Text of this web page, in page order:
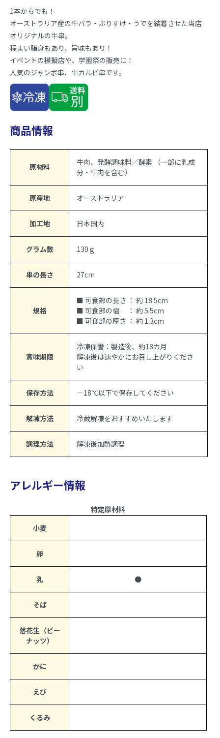
1本からでも！
オーストラリア産の牛バラ・ぶりすけ・うでを結着させた当店
オリジナルの牛串。
程よい脂身もあり、旨味もあり！
イベントの模擬店や、学園祭の販売に！
人気のジャンボ串、牛カルビ串です。
商品情報
原材料
牛肉、発酵調味料／酵素 （一部に乳成
分・牛肉を含む）
原産地 オーストラリア
加工地 日本国内
グラム数 130ｇ
串の長さ 27cm
規格
■ 可食部の長さ ： 約 18.5cm
■ 可食部の幅 ： 約 5.5cm
■ 可食部の厚さ ： 約 1.3cm
賞味期限
冷凍保管：製造後、約18カ月
解凍後は速やかにお召し上がりくださ
い
保存方法 －18℃以下で保存してください
解凍方法 冷蔵解凍をおすすめいたします
調理方法 解凍後加熱調理
アレルギー情報
特定原材料
小麦
卵
乳 ●
そば
落花生（ピー
ナッツ）
かに
えび
くるみ